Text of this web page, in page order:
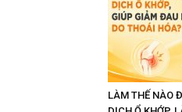
LÀM THẾ NÀO